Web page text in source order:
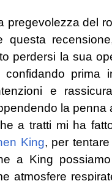
pregevolezza del
questa
perdersi la sua
prima
e
la penna
a tratti mi ha
King, per
a King
atmosfere